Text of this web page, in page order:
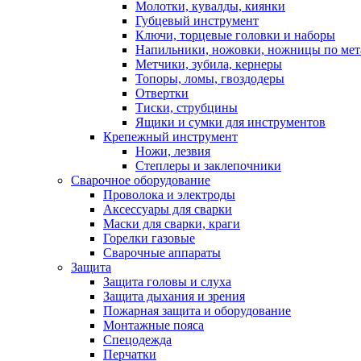
Молотки, кувалды, киянки
Губцевый инструмент
Ключи, торцевые головки и наборы
Напильники, ножовки, ножницы по
Метчики, зубила, кернеры
Топоры, ломы, гвоздодеры
Отвертки
Тиски, струбцины
Ящики и сумки для инструментов
Крепежный инструмент
Ножи, лезвия
Степлеры и заклепочники
Сварочное оборудование
Проволока и электроды
Аксессуары для сварки
Маски для сварки, краги
Горелки газовые
Сварочные аппараты
Защита
Защита головы и слуха
Защита дыхания и зрения
Пожарная защита и оборудование
Монтажные пояса
Спецодежда
Перчатки